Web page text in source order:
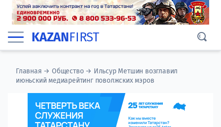
KAZANFIRST
Главная →Общество→ Ильсур Метшин возглавил
июньский медиарейтинг поволжских мэров